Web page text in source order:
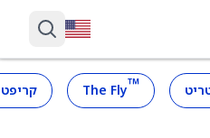
™
The Fly